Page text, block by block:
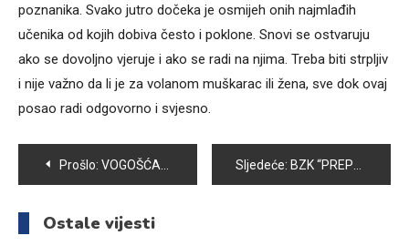
poznanika. Svako jutro dočeka je osmijeh onih najmlađih
učenika od kojih dobiva često i poklone. Snovi se ostvaruju
ako se dovoljno vjeruje i ako se radi na njima. Treba biti strpljiv
i nije važno da li je za volanom muškarac ili žena, sve dok ovaj
posao radi odgovorno i svjesno.
Navigacija
članaka
Prošlo: VOGOŠĆANSKI KOŠARKAŠI POBIJEDILI EKIPU VISOKOG REZULTATOM 68:65 Sljedeće: BZK “PREPOROD” VOGOŠĆA ORGANIZUJE SVEČANU TRIBINU POVODOM DANA DRŽAVNOSTI BIH
Ostale vijesti